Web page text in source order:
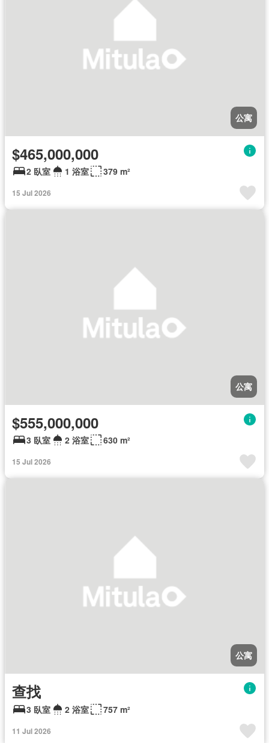
公寓
$465,000,000
2 臥室 1 浴室 379 m²
15 Jul 2026
公寓
$555,000,000
3 臥室 2 浴室 630 m²
15 Jul 2026
公寓
查找
3 臥室 2 浴室 757 m²
11 Jul 2026